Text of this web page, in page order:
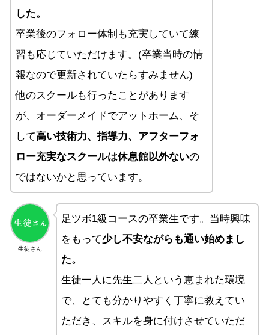
した。
卒業後のフォロー体制も充実していて練
習も応じていただけます。(卒業当時の情
報なので更新されていたらすみません)
他のスクールも行ったことがあります
が、オーダーメイドでアットホーム、そ
して高い技術力、指導力、アフターフォ
ロー充実なスクールは休息館以外ないの
ではないかと思っています。
生徒さん
足ツボ1級コースの卒業生です。当時興味
をもって少し不安ながらも通い始めまし
た。
生徒一人に先生二人という恵まれた環境
で、とても分かりやすく丁寧に教えてい
ただき、スキルを身に付けさせていただ